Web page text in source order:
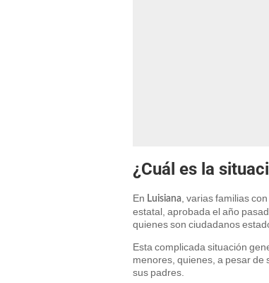
¿Cuál es la
En Luisiana, varias familias
estatal, aprobada el año
quienes son ciudadanos
Esta complicada situación
menores, quienes, a pesar de
sus padres.